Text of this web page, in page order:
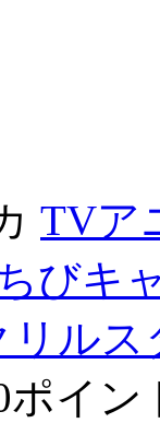
TVア
びキ
リルス
ポイ